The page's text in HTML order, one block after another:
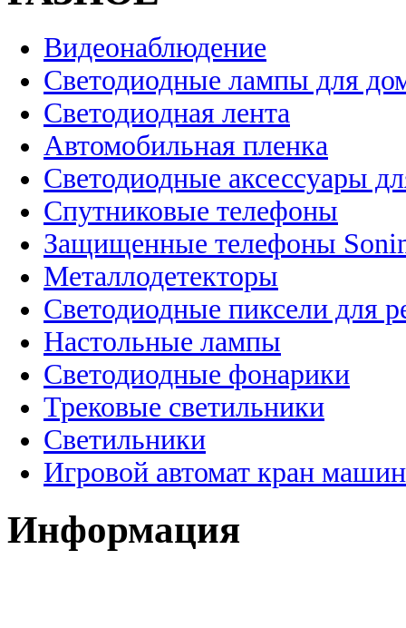
Видеонаблюдение
Светодиодные лампы для
Светодиодная лента
Автомобильная пленка
Светодиодные аксессуары
Спутниковые телефоны
Защищенные телефоны
Металлодетекторы
Светодиодные пиксели для
Настольные лампы
Светодиодные фонарики
Трековые светильники
Светильники
Игровой автомат кран
Информация